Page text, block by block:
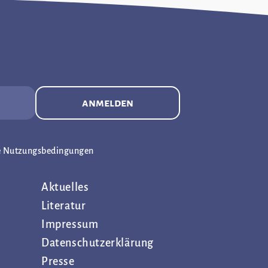
anmelden
Nutzungsbedingungen
Aktuelles
Literatur
Impressum
Datenschutz­erklärung
Presse